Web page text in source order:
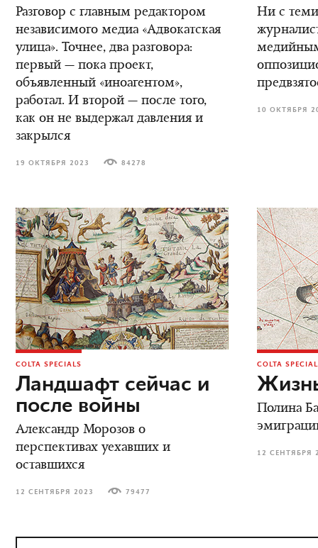
Разговор с главным редактором
независимого медиа «Адвокатская
улица». Точнее, два разговора:
первый — пока проект,
объявленный «иноагентом»,
работал. И второй — после того,
как он не выдержал давления и
закрылся
19 ОКТЯБРЯ 2023 84278
Ни с
10 ОКТЯБРЯ
COLTA SPECIALS
Ландшафт сейчас и
после войны
Александр Морозов о
перспективах уехавших и
оставшихся
12 СЕНТЯБРЯ 2023 79477
COLTA
Полина
12 СЕНТЯБРЯ